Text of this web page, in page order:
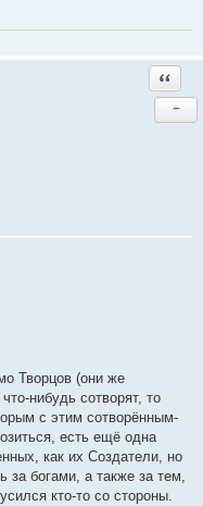
−
Творцов (они же
нибудь сотворят, то
с этим сотворённым-
есть ещё одна
как их Создатели, но
за богами, а также за тем,
кто-то со стороны.